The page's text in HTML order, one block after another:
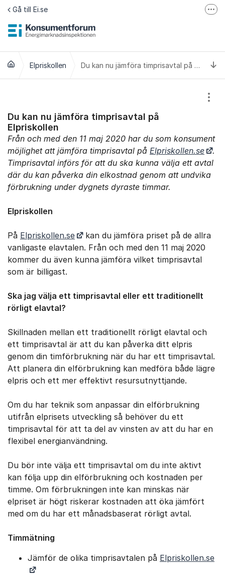
Hoppa till innehåll
Gå till Ei.se
Jämför elavtal på Elpriskollen.se
Elpriskollen Du kan nu jämföra timprisavtal på Elpriskollen
Du kan nu jämföra timprisavtal på
Elpriskollen
Från och med den 11 maj 2020 har du som konsument
möjlighet att jämföra timprisavtal på Elpriskollen.se
.
Timprisavtal införs för att du ska kunna välja ett avtal
där du kan påverka din elkostnad genom att undvika
förbrukning under dygnets dyraste timmar.
Elpriskollen
På Elpriskollen.se
kan du jämföra priset på de allra
vanligaste elavtalen. Från och med den 11 maj 2020
kommer du även kunna jämföra vilket timprisavtal
som är billigast.
Ska jag välja ett timprisavtal eller ett traditionellt
rörligt elavtal?
Skillnaden mellan ett traditionellt rörligt elavtal och
ett timprisavtal är att du kan påverka ditt elpris
genom din timförbrukning när du har ett timprisavtal.
Att planera din elförbrukning kan medföra både lägre
elpris och ett mer effektivt resursutnyttjande.
Om du har teknik som anpassar din elförbrukning
utifrån elprisets utveckling så behöver du ett
timprisavtal för att ta del av vinsten av att du har en
flexibel energianvändning.
Du bör inte välja ett timprisavtal om du inte aktivt
kan följa upp din elförbrukning och kostnaden per
timme. Om förbrukningen inte kan minskas när
elpriset är högt riskerar kostnaden att öka jämfört
med om du har ett månadsbaserat rörligt avtal.
Timmätning
Jämför de olika timprisavtalen på Elpriskollen.se